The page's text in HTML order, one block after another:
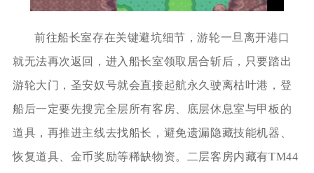
前往船长室存在关键避坑细节，游轮一旦离开港口
就无法再次返回，进入船长室领取居合斩后，只要踏出
游轮大门，圣安奴号就会直接起航永久驶离枯叶港，登
船后一定要先搜完全层所有客房、底层休息室与甲板的
道具，再推进主线去找船长，避免遗漏隐藏技能机器、
恢复道具、金币奖励等稀缺物资。二层客房内藏有TM44